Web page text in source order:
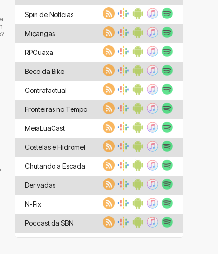
Spin de Notícias
Miçangas
RPGuaxa
Beco da Bike
Contrafactual
Fronteiras no Tempo
MeiaLuaCast
Costelas e Hidromel
Chutando a Escada
Derivadas
N-Pix
Podcast da SBN